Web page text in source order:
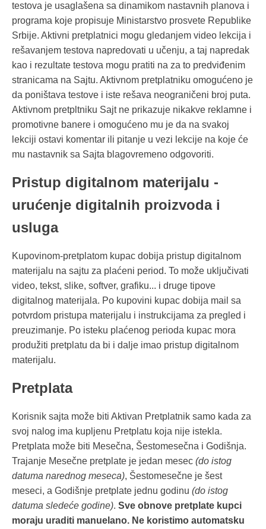
testova je usaglašena sa dinamikom nastavnih planova i
programa koje propisuje Ministarstvo prosvete Republike
Srbije. Aktivni pretplatnici mogu gledanjem video lekcija i
rešavanjem testova napredovati u učenju, a taj napredak
kao i rezultate testova mogu pratiti na za to predviđenim
stranicama na Sajtu. Aktivnom pretplatniku omogućeno je
da poništava testove i iste rešava neograničeni broj puta.
Aktivnom pretpltniku Sajt ne prikazuje nikakve reklamne i
promotivne banere i omogućeno mu je da na svakoj
lekciji ostavi komentar ili pitanje u vezi lekcije na koje će
mu nastavnik sa Sajta blagovremeno odgovoriti.
Pristup digitalnom materijalu -
urućenje digitalnih proizvoda i
usluga
Kupovinom-pretplatom kupac dobija pristup digitalnom
materijalu na sajtu za plaćeni period. To može uključivati
video, tekst, slike, softver, grafiku... i druge tipove
digitalnog materijala. Po kupovini kupac dobija mail sa
potvrdom pristupa materijalu i instrukcijama za pregled i
preuzimanje. Po isteku plaćenog perioda kupac mora
produžiti pretplatu da bi i dalje imao pristup digitalnom
materijalu.
Pretplata
Korisnik sajta može biti Aktivan Pretplatnik samo kada za
svoj nalog ima kupljenu Pretplatu koja nije istekla.
Pretplata može biti Mesečna, Šestomesečna i Godišnja.
Trajanje Mesečne pretplate je jedan mesec (do istog
datuma narednog meseca), Šestomesečne je šest
meseci, a Godišnje pretplate jednu godinu (do istog
datuma sledeće godine). Sve obnove pretplate kupci
moraju uraditi manuelano. Ne koristimo automatsku